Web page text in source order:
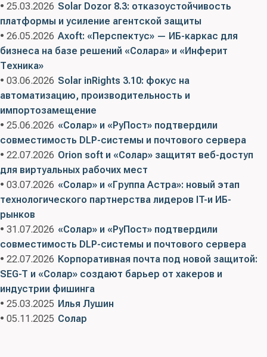
• 25.03.2026 Solar Dozor 8.3: отказоустойчивость
платформы и усиление агентской защиты
• 26.05.2026 Axoft: «Перспектус» — ИБ-каркас для
бизнеса на базе решений «Солара» и «Инферит
Техника»
• 03.06.2026 Solar inRights 3.10: фокус на
автоматизацию, производительность и
импортозамещение
• 25.06.2026 «Солар» и «РуПост» подтвердили
совместимость DLP-системы и почтового сервера
• 22.07.2026 Orion soft и «Солар» защитят веб-доступ
для виртуальных рабочих мест
• 03.07.2026 «Солар» и «Группа Астра»: новый этап
технологического партнерства лидеров IT-и ИБ-
рынков
• 31.07.2026 «Солар» и «РуПост» подтвердили
совместимость DLP-системы и почтового сервера
• 22.07.2026 Корпоративная почта под новой защитой:
SEG-T и «Солар» создают барьер от хакеров и
индустрии фишинга
• 25.03.2025 Илья Лушин
• 05.11.2025 Солар